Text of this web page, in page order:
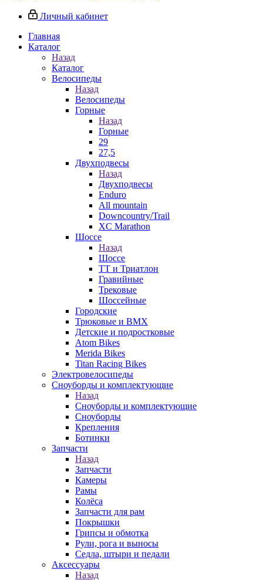
Личный кабинет
Главная
Каталог
Назад
Каталог
Велосипеды
Назад
Велосипеды
Горные
Назад
Горные
29
27,5
Двухподвесы
Назад
Двухподвесы
Enduro
All mountain
Downcountry/Trail
XC Marathon
Шоссе
Назад
Шоссе
ТТ и Триатлон
Гравийные
Трековые
Шоссейные
Городские
Трюковые и BMX
Детские и подростковые
Atom Bikes
Merida Bikes
Titan Racing Bikes
Электровелосипеды
Cноуборды и комплектующие
Назад
Cноуборды и комплектующие
Сноуборды
Крепления
Ботинки
Запчасти
Назад
Запчасти
Камеры
Рамы
Колёса
Запчасти для рам
Покрышки
Грипсы и обмотка
Рули, рога и выносы
Седла, штыри и педали
Аксессуары
Назад